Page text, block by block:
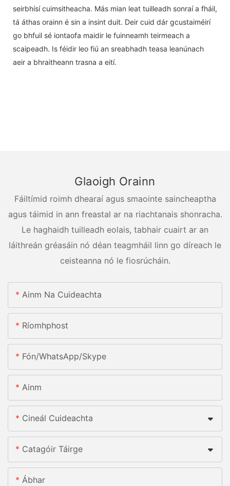
seirbhísí cuimsitheacha. Más mian leat tuilleadh sonraí a fháil,
tá áthas orainn é sin a insint duit. Deir cuid dár gcustaiméirí
go bhfuil sé iontaofa maidir le fuinneamh teirmeach a
scaipeadh. Is féidir leo fiú an sreabhadh teasa leanúnach
aeir a bhraitheann trasna a eití.
Glaoigh Orainn
Fáiltímid roimh dhearaí agus smaointe saincheaptha
agus táimid in ann freastal ar na riachtanais shonracha.
Le haghaidh tuilleadh eolais, tabhair cuairt ar an
láithreán gréasáin nó déan teagmháil linn go díreach le
ceisteanna nó le fiosrúcháin.
Ainm Na Cuideachta
Ríomhphost
Fón/whatsApp/skype
Ainm
Cineál Cuideachta
Catagóir Táirge
Ábhar